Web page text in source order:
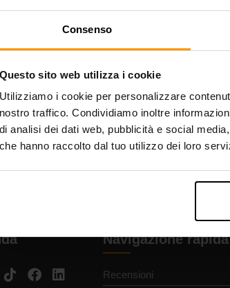
Consenso
Questo sito web utilizza i cookie
Utilizziamo i cookie per personalizzare
nostro traffico. Condividiamo inoltre
di analisi dei dati web, pubblicità e social
che hanno raccolto dal tuo utilizzo dei loro
Navigazione rapida
Recensioni